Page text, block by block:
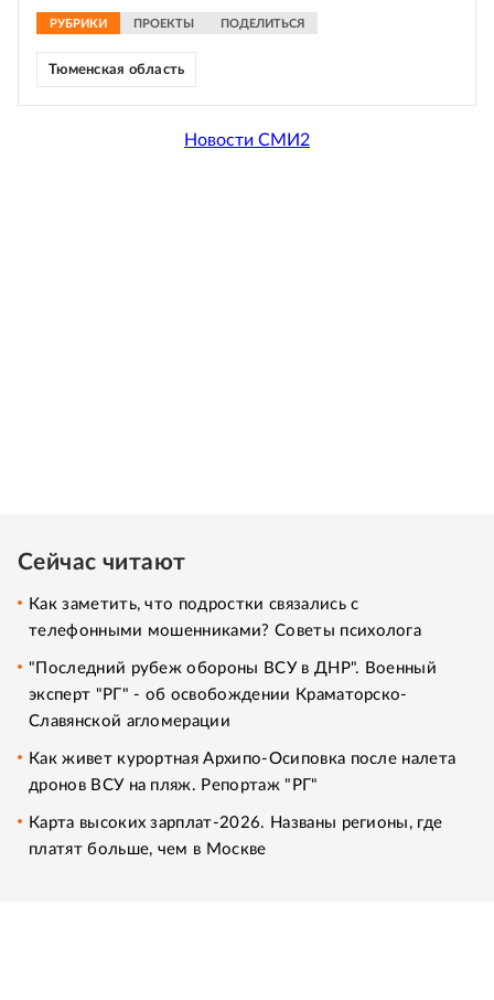
РУБРИКИ ПРОЕКТЫ ПОДЕЛИТЬСЯ
Тюменская область
Новости СМИ2
Сейчас читают
Как заметить, что подростки связались с
телефонными мошенниками? Советы психолога
"Последний рубеж обороны ВСУ в ДНР". Военный
эксперт "РГ" - об освобождении Краматорско-
Славянской агломерации
Как живет курортная Архипо-Осиповка после налета
дронов ВСУ на пляж. Репортаж "РГ"
Карта высоких зарплат-2026. Названы регионы, где
платят больше, чем в Москве